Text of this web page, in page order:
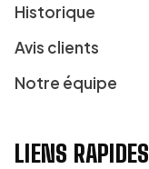
Historique
Avis clients
Notre équipe
LIENS RAPIDES